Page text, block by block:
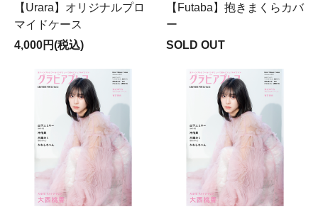
【Urara】オリジナルプロ
マイドケース
4,000円(税込)
【Futaba】抱きまくらカバ
ー
SOLD OUT